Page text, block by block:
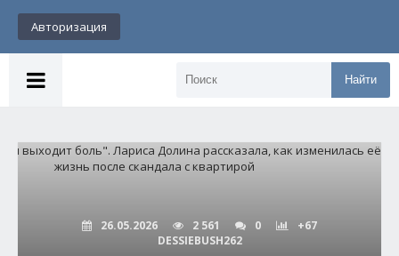
Авторизация
Найти
26.05.2026 2 561 0
+67
DESSIEBUSH262